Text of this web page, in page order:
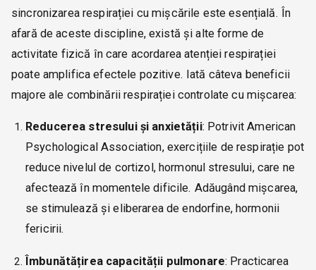
sincronizarea respirației cu mișcările este esențială. În
afară de aceste discipline, există și alte forme de
activitate fizică în care acordarea atenției respirației
poate amplifica efectele pozitive. Iată câteva beneficii
majore ale combinării respirației controlate cu mișcarea:
Reducerea stresului și anxietății: Potrivit American
Psychological Association, exercițiile de respirație pot
reduce nivelul de cortizol, hormonul stresului, care ne
afectează în momentele dificile. Adăugând mișcarea,
se stimulează și eliberarea de endorfine, hormonii
fericirii.
Îmbunătățirea capacității pulmonare: Practicarea